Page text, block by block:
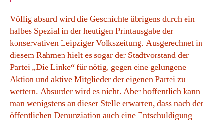
Völlig absurd wird die Geschichte übrigens durch ein
halbes Spezial in der heutigen Printausgabe der
konservativen Leipziger Volkszeitung. Ausgerechnet in
diesem Rahmen hielt es sogar der Stadtvorstand der
Partei „Die Linke“ für nötig, gegen eine gelungene
Aktion und aktive Mitglieder der eigenen Partei zu
wettern. Absurder wird es nicht. Aber hoffentlich kann
man wenigstens an dieser Stelle erwarten, dass nach der
öffentlichen Denunziation auch eine Entschuldigung